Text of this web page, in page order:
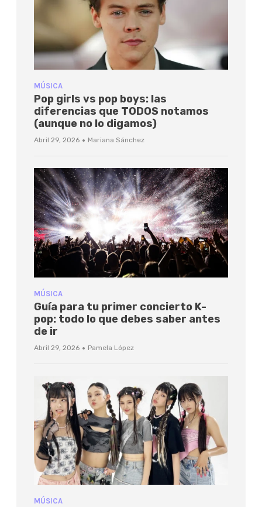
MÚSICA
Pop girls vs pop boys: las
diferencias que TODOS notamos
(aunque no lo digamos)
Abril 29, 2026 · Mariana Sánchez
MÚSICA
Guía para tu primer concierto K-
pop: todo lo que debes saber antes
de ir
Abril 29, 2026 · Pamela López
MÚSICA